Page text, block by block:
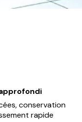
conservation
rapide